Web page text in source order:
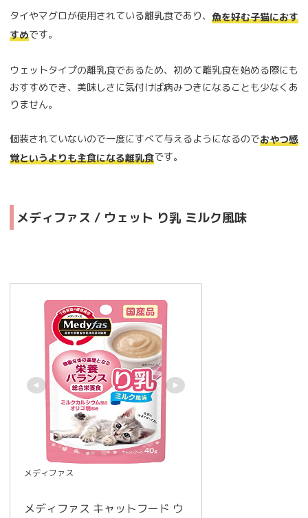
タイやマグロが使用されている離乳食であり、 魚を好む子猫におす
すめです。
ウェットタイプの離乳食であるため、初めて離乳食を始める際にも
おすすめでき、美味しさに気付けば病みつきになることも少なくあ
りません。
個装されていないので一度にすべて与えるようになるのでおやつ感
覚というよりも主食になる離乳食です。
メディファス / ウェット り乳 ミルク風味
メディファス
メディファス キャットフード ウ